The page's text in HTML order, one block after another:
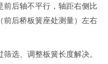
前后轴不平行，轴距右侧比
前后桥板簧座处测量）左右
选、调整板簧长度解决。